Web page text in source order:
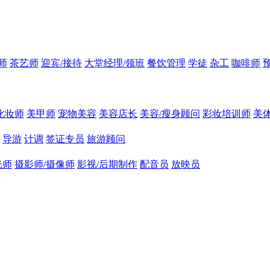
茶艺师 迎宾/接待 大堂经理/领班 餐饮管理 学徒 杂工 咖啡师
妆师 美甲师 宠物美容 美容店长 美容/瘦身顾问 彩妆培训师 美
导游 计调 签证专员 旅游顾问
师 摄影师/摄像师 影视/后期制作 配音员 放映员